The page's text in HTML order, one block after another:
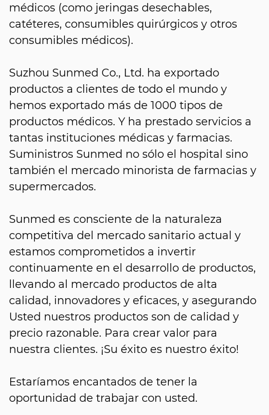
médicos (como jeringas desechables,
catéteres, consumibles quirúrgicos y otros
consumibles médicos).
Suzhou Sunmed Co., Ltd. ha exportado
productos a clientes de todo el mundo y
hemos exportado más de 1000 tipos de
productos médicos. Y ha prestado servicios a
tantas instituciones médicas y farmacias.
Suministros Sunmed no sólo el hospital sino
también el mercado minorista de farmacias y
supermercados.
Sunmed es consciente de la naturaleza
competitiva del mercado sanitario actual y
estamos comprometidos a invertir
continuamente en el desarrollo de productos,
llevando al mercado productos de alta
calidad, innovadores y eficaces, y asegurando
Usted nuestros productos son de calidad y
precio razonable. Para crear valor para
nuestra clientes. ¡Su éxito es nuestro éxito!
Estaríamos encantados de tener la
oportunidad de trabajar con usted.